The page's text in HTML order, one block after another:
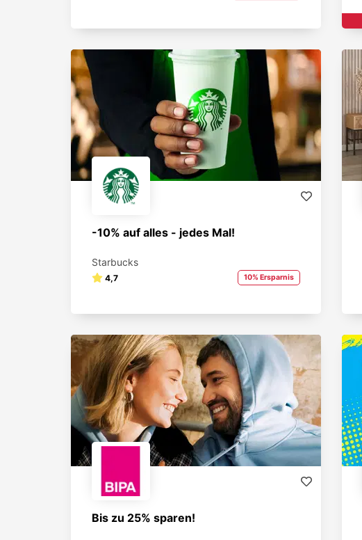
-10% auf alles - jedes Mal!
Starbucks
4,7 10% Ersparnis
Bis zu 25% sparen!